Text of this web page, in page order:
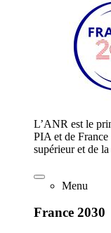
L’ANR est le
PIA et de France
supérieur et de
Menu
France 2030